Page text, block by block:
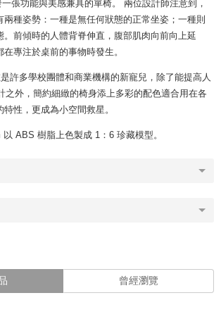
張功能與美感兼具的單椅。 兩位設計師注意到，
兩種姿勢：一種是無任何狀態的正常坐姿；一種則
。前傾時的人體背脊伸直，腹部肌肉向前向上延
專注於桌前的事物時發生。
許多學校團體和商業機構的新寵兒，除了能提高人
之外，簡約細緻的椅身添上多彩的配色適合用在各
性，更成為小空間救星。
ABS 樹脂上色製成 1：6 珍藏模型。
曾經瀏覽